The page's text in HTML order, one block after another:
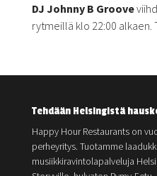
DJ Johnny B Groove
rytmeillä klo 22:00 alkaen.
Tehdään Helsingistä
Happy Hour Restaurants on
perheyritys. Tuotamme
musiikkiravintolapalveluja